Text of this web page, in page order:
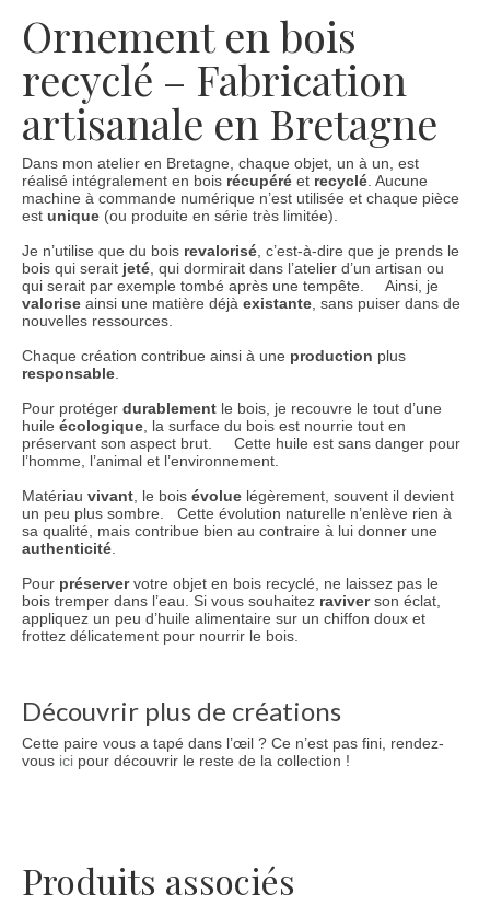
Ornement en bois
recyclé – Fabrication
artisanale en Bretagne
Dans mon atelier en Bretagne, chaque objet, un à un, est
réalisé intégralement en bois récupéré et recyclé . Aucune
machine à commande numérique n’est utilisée et chaque pièce
est unique (ou produite en série très limitée).
Je n’utilise que du bois revalorisé , c’est-à-dire que je prends le
bois qui serait jeté , qui dormirait dans l’atelier d’un artisan ou
qui serait par exemple tombé après une tempête. Ainsi, je
valorise ainsi une matière déjà existante , sans puiser dans de
nouvelles ressources.
Chaque création contribue ainsi à une production plus
responsable
Pour protéger durablement le bois, je recouvre le tout d’une
huile écologique , la surface du bois est nourrie tout en
préservant son aspect brut. Cette huile est sans danger pour
l’homme, l’animal et l’environnement.
Matériau vivant , le bois évolue légèrement, souvent il devient
un peu plus sombre. Cette évolution naturelle n’enlève rien à
sa qualité, mais contribue bien au contraire à lui donner une
authenticité
Pour préservervotre objet en bois recyclé, ne laissez pas le
bois tremper dans l’eau. Si vous souhaitez raviverson éclat,
appliquez un peu d’huile alimentaire sur un chiffon doux et
frottez délicatement pour nourrir le bois.
Découvrir plus de créations
Cette paire vous a tapé dans l’œil ? Ce n’est pas fini, rendez-
vous ici pour découvrir le reste de la collection !
Produits associés